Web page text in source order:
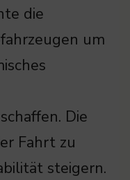
die
um
Die
Fahrt zu
steigern.